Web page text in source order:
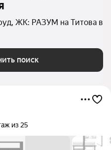
ЖК: РАЗУМ на Титова в
поиск
из 25